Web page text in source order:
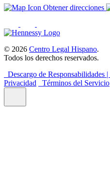
Obtener direcciones
© 2026 Centro Legal Hispano.
Todos los derechos reservados.
Descargo de Responsabilidades |
Privacidad
Términos del Servicio